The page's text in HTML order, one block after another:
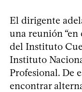
El dirigente
una reunión
del Instituto
Instituto
Profesional. De
encontrar